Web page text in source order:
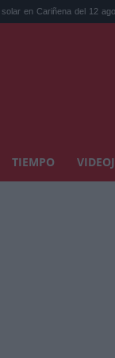
del 12 agosto: Bodegas C...
TIEMPO